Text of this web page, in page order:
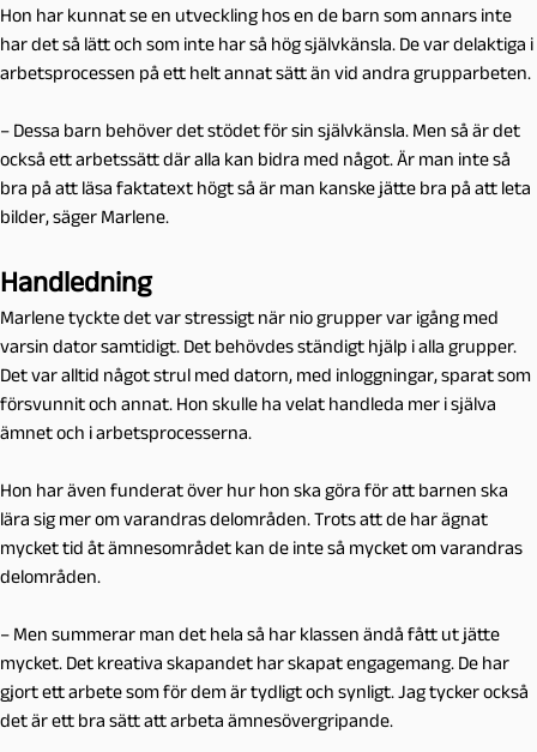
Hon har kunnat se en utveckling hos en de barn som annars inte
har det så lätt och som inte har så hög självkänsla. De var delaktiga i
arbetsprocessen på ett helt annat sätt än vid andra grupparbeten.
– Dessa barn behöver det stödet för sin självkänsla. Men så är det
också ett arbetssätt där alla kan bidra med något. Är man inte så
bra på att läsa faktatext högt så är man kanske jätte bra på att leta
bilder, säger Marlene.
Handledning
Marlene tyckte det var stressigt när nio grupper var igång med
varsin dator samtidigt. Det behövdes ständigt hjälp i alla grupper.
Det var alltid något strul med datorn, med inloggningar, sparat som
försvunnit och annat. Hon skulle ha velat handleda mer i själva
ämnet och i arbetsprocesserna.
Hon har även funderat över hur hon ska göra för att barnen ska
lära sig mer om varandras delområden. Trots att de har ägnat
mycket tid åt ämnesområdet kan de inte så mycket om varandras
delområden.
– Men summerar man det hela så har klassen ändå fått ut jätte
mycket. Det kreativa skapandet har skapat engagemang. De har
gjort ett arbete som för dem är tydligt och synligt. Jag tycker också
det är ett bra sätt att arbeta ämnesövergripande.